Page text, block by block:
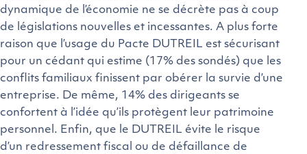
dynamique de l’économie ne se décrète pas à coup
de législations nouvelles et incessantes. A plus forte
raison que l’usage du Pacte DUTREIL est sécurisant
pour un cédant qui estime (17% des sondés) que les
conflits familiaux finissent par obérer la survie d’une
entreprise. De même, 14% des dirigeants se
confortent à l’idée qu’ils protègent leur patrimoine
personnel. Enfin, que le DUTREIL évite le risque
d’un redressement fiscal ou de défaillance de